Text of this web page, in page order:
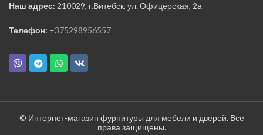
Наш адрес: 210029, г.Витебск, ул. Офицерская, 2а
Телефон: +375298956557
© Интернет-магазин фурнитуры для мебели и дверей. Все
права защищены.